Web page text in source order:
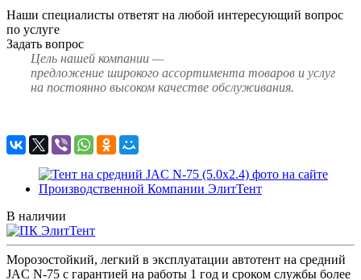
Наши специалисты ответят на любой интересующий вопрос
по услуге
Задать вопрос
Цель нашей компании —
предложение широкого ассортимента товаров и услуг
на постоянно высоком качестве обслуживания.
В наличии
Морозостойкий, легкий в эксплуатации автотент на средний
JAC N-75 с гарантией на работы 1 год и сроком службы более